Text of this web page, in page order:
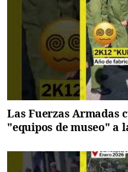
Las Fuerzas Armadas
"equipos de museo" a